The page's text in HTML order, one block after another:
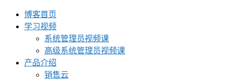
博客首页
学习视频
系统管理员视频课
高级系统管理员视频课
产品介绍
销售云